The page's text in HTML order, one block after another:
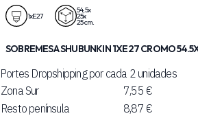
1xE27
54,5x
25x
25 cm.
SOBREMESA SHUBUNKIN 1XE27 CROMO
Portes Dropshipping por cada 2 unidades
Zona Sur
7,55 €
Resto península
8,87 €